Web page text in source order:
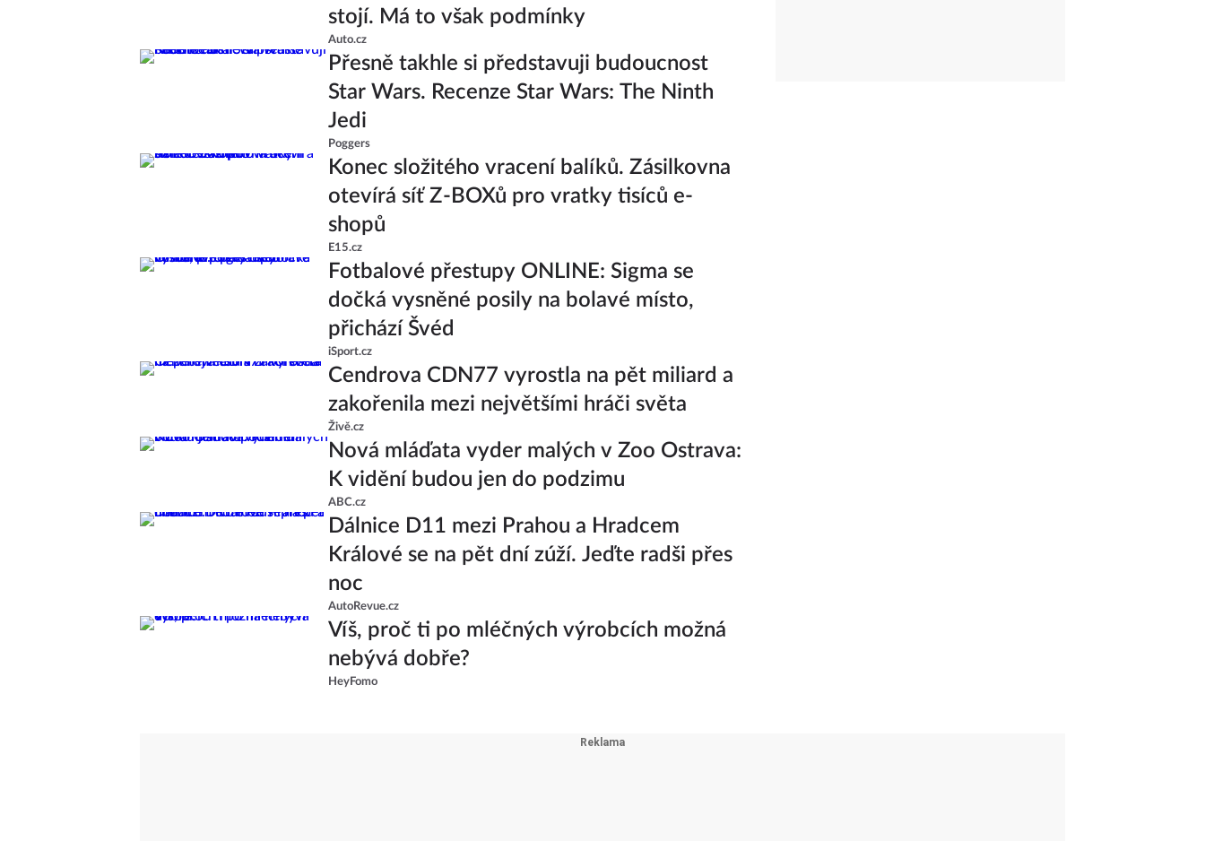
stojí. Má to však podmínky
Auto.cz
Přesně takhle si představuji budoucnost
Star Wars. Recenze Star Wars: The Ninth
Jedi
Poggers
Konec složitého vracení balíků. Zásilkovna
otevírá síť Z-BOXů pro vratky tisíců e-
shopů
E15.cz
Fotbalové přestupy ONLINE: Sigma se
dočká vysněné posily na bolavé místo,
přichází Švéd
iSport.cz
Cendrova CDN77 vyrostla na pět miliard a
zakořenila mezi největšími hráči světa
Živě.cz
Nová mláďata vyder malých v Zoo Ostrava:
K vidění budou jen do podzimu
ABC.cz
Dálnice D11 mezi Prahou a Hradcem
Králové se na pět dní zúží. Jeďte radši přes
noc
AutoRevue.cz
Víš, proč ti po mléčných výrobcích možná
nebývá dobře?
HeyFomo